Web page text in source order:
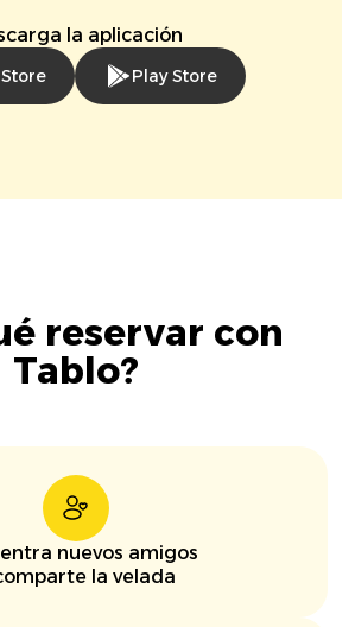
la aplicación
Play Store
reservar con
Tablo?
nuevos amigos
la velada